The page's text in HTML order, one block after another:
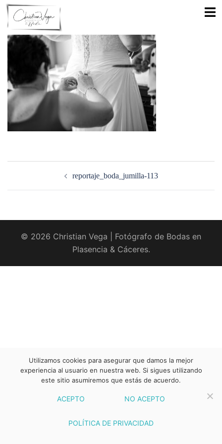
Saltar
contenido
reportaje_boda_jumilla-113
© 2026 Christian Vega | Fotógrafo de Bodas en
Plasencia & Cáceres.
Utilizamos cookies para asegurar que damos la mejor
experiencia al usuario en nuestra web. Si sigues utilizando
este sitio asumiremos que estás de acuerdo.
ACEPTO NO ACEPTO
POLÍTICA DE PRIVACIDAD